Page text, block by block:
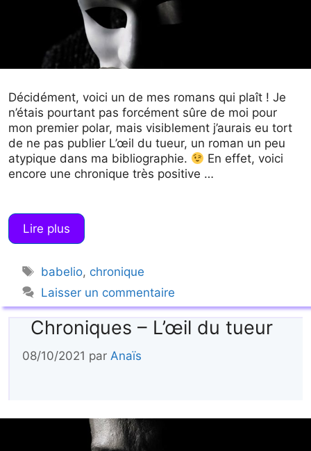
Décidément, voici un de mes romans qui plaît ! Je
n’étais pourtant pas forcément sûre de moi pour
mon premier polar, mais visiblement j’aurais eu tort
de ne pas publier L’œil du tueur, un roman un peu
atypique dans ma bibliographie.
En effet, voici
encore une chronique très positive …
Lire plus
Étiquettes
babelio, chronique
Laisser un commentaire
Chroniques – L’œil du tueur
08/10/2021 par Anaïs